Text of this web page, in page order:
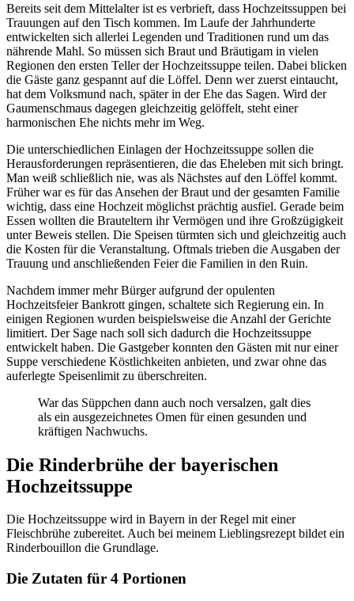
Bereits seit dem Mittelalter ist es verbrieft, dass Hochzeitssuppen bei
Trauungen auf den Tisch kommen. Im Laufe der Jahrhunderte
entwickelten sich allerlei Legenden und Traditionen rund um das
nährende Mahl. So müssen sich Braut und Bräutigam in vielen
Regionen den ersten Teller der Hochzeitssuppe teilen. Dabei blicken
die Gäste ganz gespannt auf die Löffel. Denn wer zuerst eintaucht,
hat dem Volksmund nach, später in der Ehe das Sagen. Wird der
Gaumenschmaus dagegen gleichzeitig gelöffelt, steht einer
harmonischen Ehe nichts mehr im Weg.
Die unterschiedlichen Einlagen der Hochzeitssuppe sollen die
Herausforderungen repräsentieren, die das Eheleben mit sich bringt.
Man weiß schließlich nie, was als Nächstes auf den Löffel kommt.
Früher war es für das Ansehen der Braut und der gesamten Familie
wichtig, dass eine Hochzeit möglichst prächtig ausfiel. Gerade beim
Essen wollten die Brauteltern ihr Vermögen und ihre Großzügigkeit
unter Beweis stellen. Die Speisen türmten sich und gleichzeitig auch
die Kosten für die Veranstaltung. Oftmals trieben die Ausgaben der
Trauung und anschließenden Feier die Familien in den Ruin.
Nachdem immer mehr Bürger aufgrund der opulenten
Hochzeitsfeier Bankrott gingen, schaltete sich Regierung ein. In
einigen Regionen wurden beispielsweise die Anzahl der Gerichte
limitiert. Der Sage nach soll sich dadurch die Hochzeitssuppe
entwickelt haben. Die Gastgeber konnten den Gästen mit nur einer
Suppe verschiedene Köstlichkeiten anbieten, und zwar ohne das
auferlegte Speisenlimit zu überschreiten.
War das Süppchen dann auch noch versalzen, galt dies
als ein ausgezeichnetes Omen für einen gesunden und
kräftigen Nachwuchs.
Die Rinderbrühe der bayerischen
Hochzeitssuppe
Die Hochzeitssuppe wird in Bayern in der Regel mit einer
Fleischbrühe zubereitet. Auch bei meinem Lieblingsrezept bildet ein
Rinderbouillon die Grundlage.
Die Zutaten für 4 Portionen